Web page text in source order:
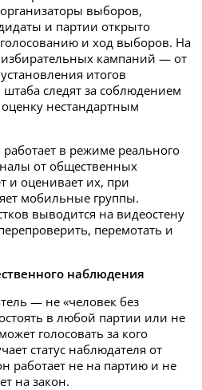
выборов,
и партии открыто
и ход выборов. На
избирательных кампаний — от
итогов
следят за соблюдением
нестандартным
в режиме реального
от общественных
и оценивает их, при
мобильные группы.
выводится на видеостену
перемотать и
наблюдения
— не «человек без
в любой партии или не
голосовать за кого
статус наблюдателя от
работает не на партию и не
на закон.